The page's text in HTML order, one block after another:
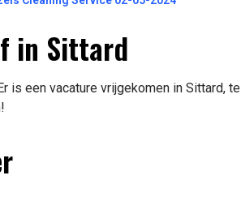
in Sittard
is een vacature vrijgekomen in Sittard, te